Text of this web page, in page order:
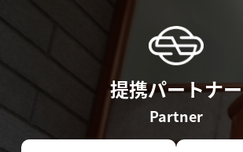
提携パートナー
Partner